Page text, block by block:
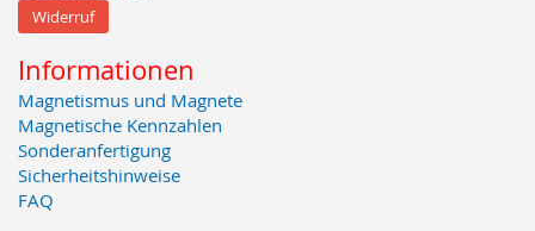
Widerruf
Informationen
Magnetismus und Magnete
Magnetische Kennzahlen
Sonderanfertigung
Sicherheitshinweise
FAQ